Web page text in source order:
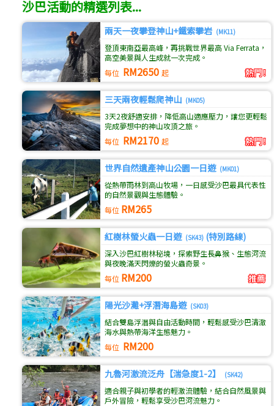
沙巴活動的精選列表...
兩天一夜攀登神山+鐵索攀岩 (MK11)
登頂東南亞最高峰，再挑戰世界最高 Via Ferrata，
高空美景與人生成就一次完成。
每位 RM2650 起
三天兩夜輕鬆爬神山 (MK05)
3天2夜舒適安排，降低高山適應壓力，讓您更輕鬆
完成夢想中的神山攻頂之旅。
每位 RM2170 起
世界自然遺產神山公園一日遊 (MK01)
從熱帶雨林到高山牧場，一日感受沙巴最具代表性
的自然景觀與生態體驗。
每位 RM265
紅樹林螢火蟲一日遊 (SK43) (特別路線)
深入沙巴紅樹林秘境，探索野生長鼻猴、生態河流
與夜晚滿天閃爍的螢火蟲奇景。
每位 RM200
陽光沙灘+浮潛海島遊 (SK03)
結合雙島浮潛與自由活動時間，輕鬆感受沙巴清澈
海水與熱帶海洋生態魅力。
每位 RM200
九魯河激流泛舟【湍急度1-2】 (SK42)
適合親子與初學者的輕激流體驗，結合自然風景與
戶外冒險，輕鬆享受沙巴河流魅力。